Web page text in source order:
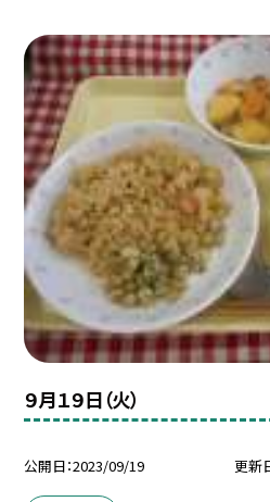
９月１９日（火）
公開日 2023/09/19 更新